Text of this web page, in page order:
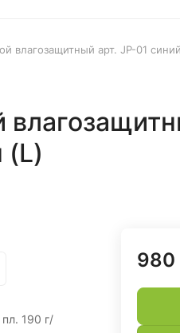
влагозащитный арт. JP-01
(L)
190 г/
980